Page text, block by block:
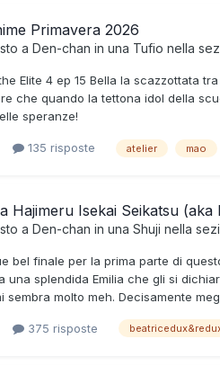
Primavera 2026
a Den-chan in una Tufio nella
Elite 4 ep 15 Bella la scazzottata
che quando la tettona idol della
speranze!
135 risposte atelier mao
Hajimeru Isekai Seikatsu
a Den-chan in una Shuji nella
bel finale per la prima parte di
una splendida Emilia che gli si
sembra molto meh. Decisamente
375 risposte